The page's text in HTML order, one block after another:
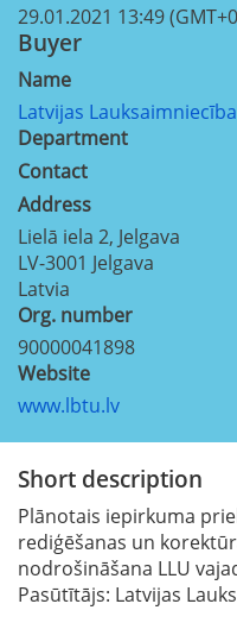
29.01.2021 13:49
Buyer
Name
Latvijas
Department
Contact
Address
Lielā iela 2, Jelgava
LV-3001 Jelgava
Latvia
Org. number
90000041898
Website
www.lbtu.lv
Short description
Plānotais iepirkuma
rediģēšanas un
nodrošināšana LLU
Pasūtītājs: Latvijas